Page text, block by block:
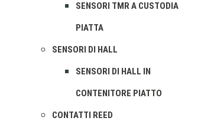
SENSORI TMR A CUSTODIA
PIATTA
SENSORI DI HALL
SENSORI DI HALL IN
CONTENITORE PIATTO
CONTATTI REED